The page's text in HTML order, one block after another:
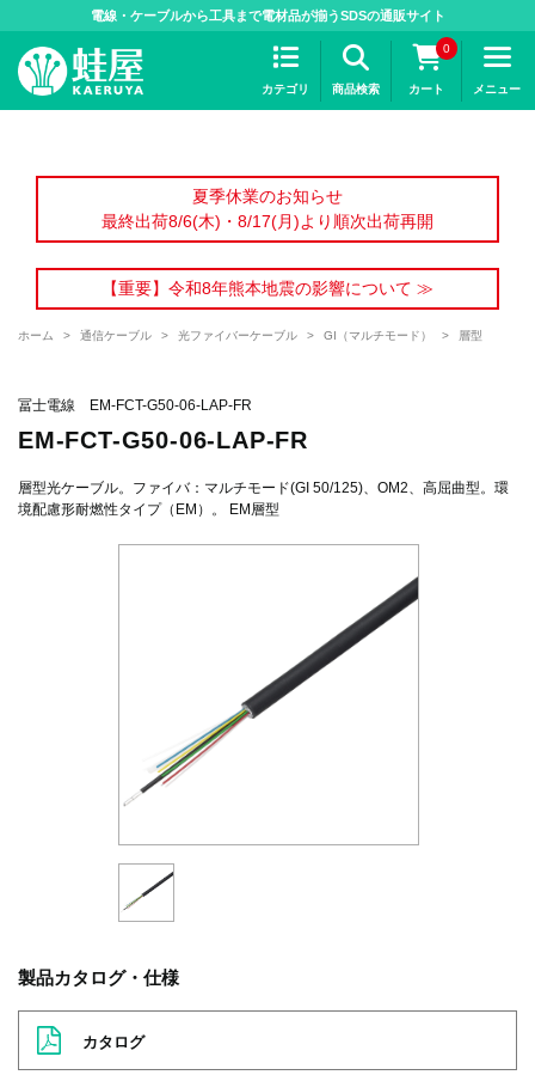
電線・ケーブルから工具まで電材品が揃うSDSの通販サイト
カテゴリ 商品検索
0
カート メニュー
夏季休業のお知らせ
最終出荷8/6(木)・8/17(月)より順次出荷再開
【重要】令和8年熊本地震の影響について ≫
ホーム > 通信ケーブル > 光ファイバーケーブル > GI（マルチモード） > 層型
冨士電線 EM-FCT-G50-06-LAP-FR
EM-FCT-G50-06-LAP-FR
層型光ケーブル。ファイバ：マルチモード(GI 50/125)、OM2、高屈曲型。環
境配慮形耐燃性タイプ（EM）。 EM層型
製品カタログ・仕様
カタログ